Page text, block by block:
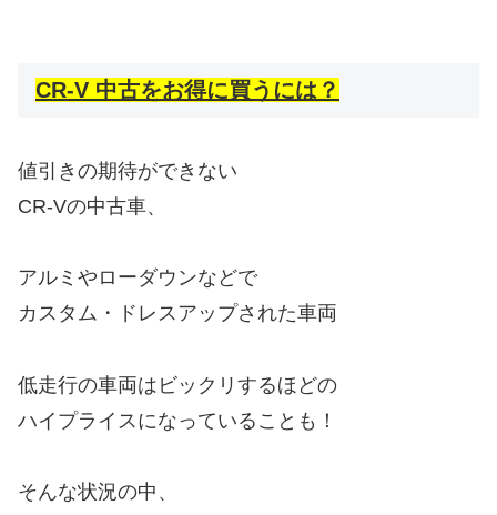
CR-V 中古をお得に買うには？
値引きの期待ができない
CR-Vの中古車、
アルミやローダウンなどで
カスタム・ドレスアップされた車両
低走行の車両はビックリするほどの
ハイプライスになっていることも！
そんな状況の中、